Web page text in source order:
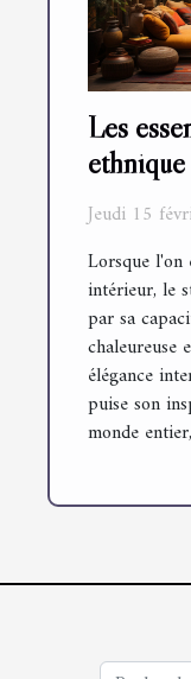
Les
Jeudi 15
Lorsque l'on
intérieur, le
par sa
chaleureuse
élégance
puise son
monde